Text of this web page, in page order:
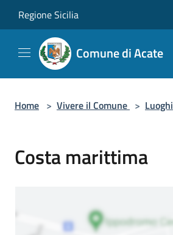
Regione Sicilia
Comune di Acate
Home > Vivere il Comune > Luoghi
Costa marittima